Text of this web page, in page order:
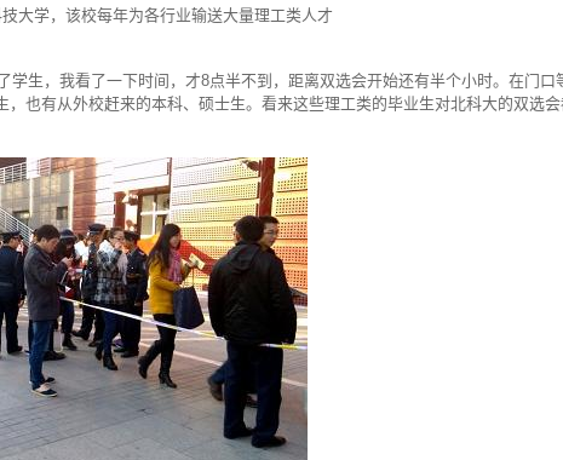
大学，该校每年为各行业输送大量理工类人才
生，我看了一下时间，才8点半不到，距离双选会开始还有半个小时。在门口
也有从外校赶来的本科、硕士生。看来这些理工类的毕业生对北科大的双选会